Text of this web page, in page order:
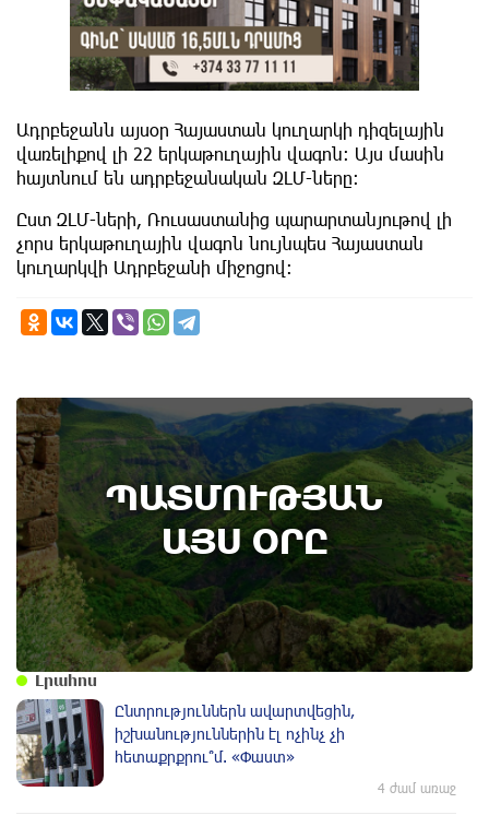
Ադրբեջանն այսօր Հայաստան կուղարկի դիզելային
վառելիքով լի 22 երկաթուղային վագոն։ Այս մասին
հայտնում են ադրբեջանական ԶԼՄ-ները։
Ըստ ԶԼՄ-ների, Ռուսաստանից պարարտանյութով լի
չորս երկաթուղային վագոն նույնպես Հայաստան
կուղարկվի Ադրբեջանի միջոցով։
ՊԱՏՄՈՒԹՅԱՆ
ԱՅՍ ՕՐԸ
6th of August
Տավուշի մարզի Ոսկեպարում հայ-ռուսական
համագործակցության շրջանակում ռուս
սահմանապահներ են տեղակայվել․
պատմության այս օրը (5 օգոստոս)
Լրահոս
Ընտրություններն ավարտվեցին,
իշխանություններին էլ ոչինչ չի
հետաքրքրու՞մ. «Փաստ»
4 ժամ առաջ